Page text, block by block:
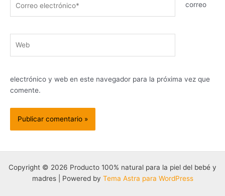
electrónico*
correo
electrónico y web en este navegador para la próxima vez que
comente.
Copyright © 2026 Producto 100% natural para la piel del bebé y
madres | Powered by Tema Astra para WordPress